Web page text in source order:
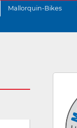
Mallorquin-Bikes